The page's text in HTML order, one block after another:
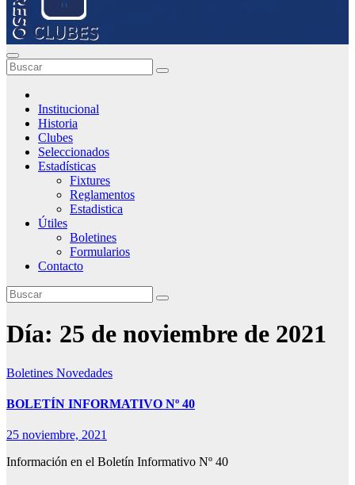
Institucional
Historia
Clubes
Seleccionados
Estadísticas
Fixtures
Reglamentos
Estadistica
Útiles
Boletines
Formularios
Contacto
Día: 25 de noviembre de 2021
Boletines Novedades
BOLETÍN INFORMATIVO Nº 40
25 noviembre, 2021
Información en el Boletín Informativo Nº 40